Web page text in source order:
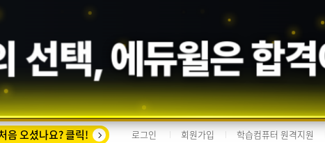
선택,에듀윌은 합
음 오셨나요? 클릭! 로그인 회원가입 학습컴퓨터 원격지원